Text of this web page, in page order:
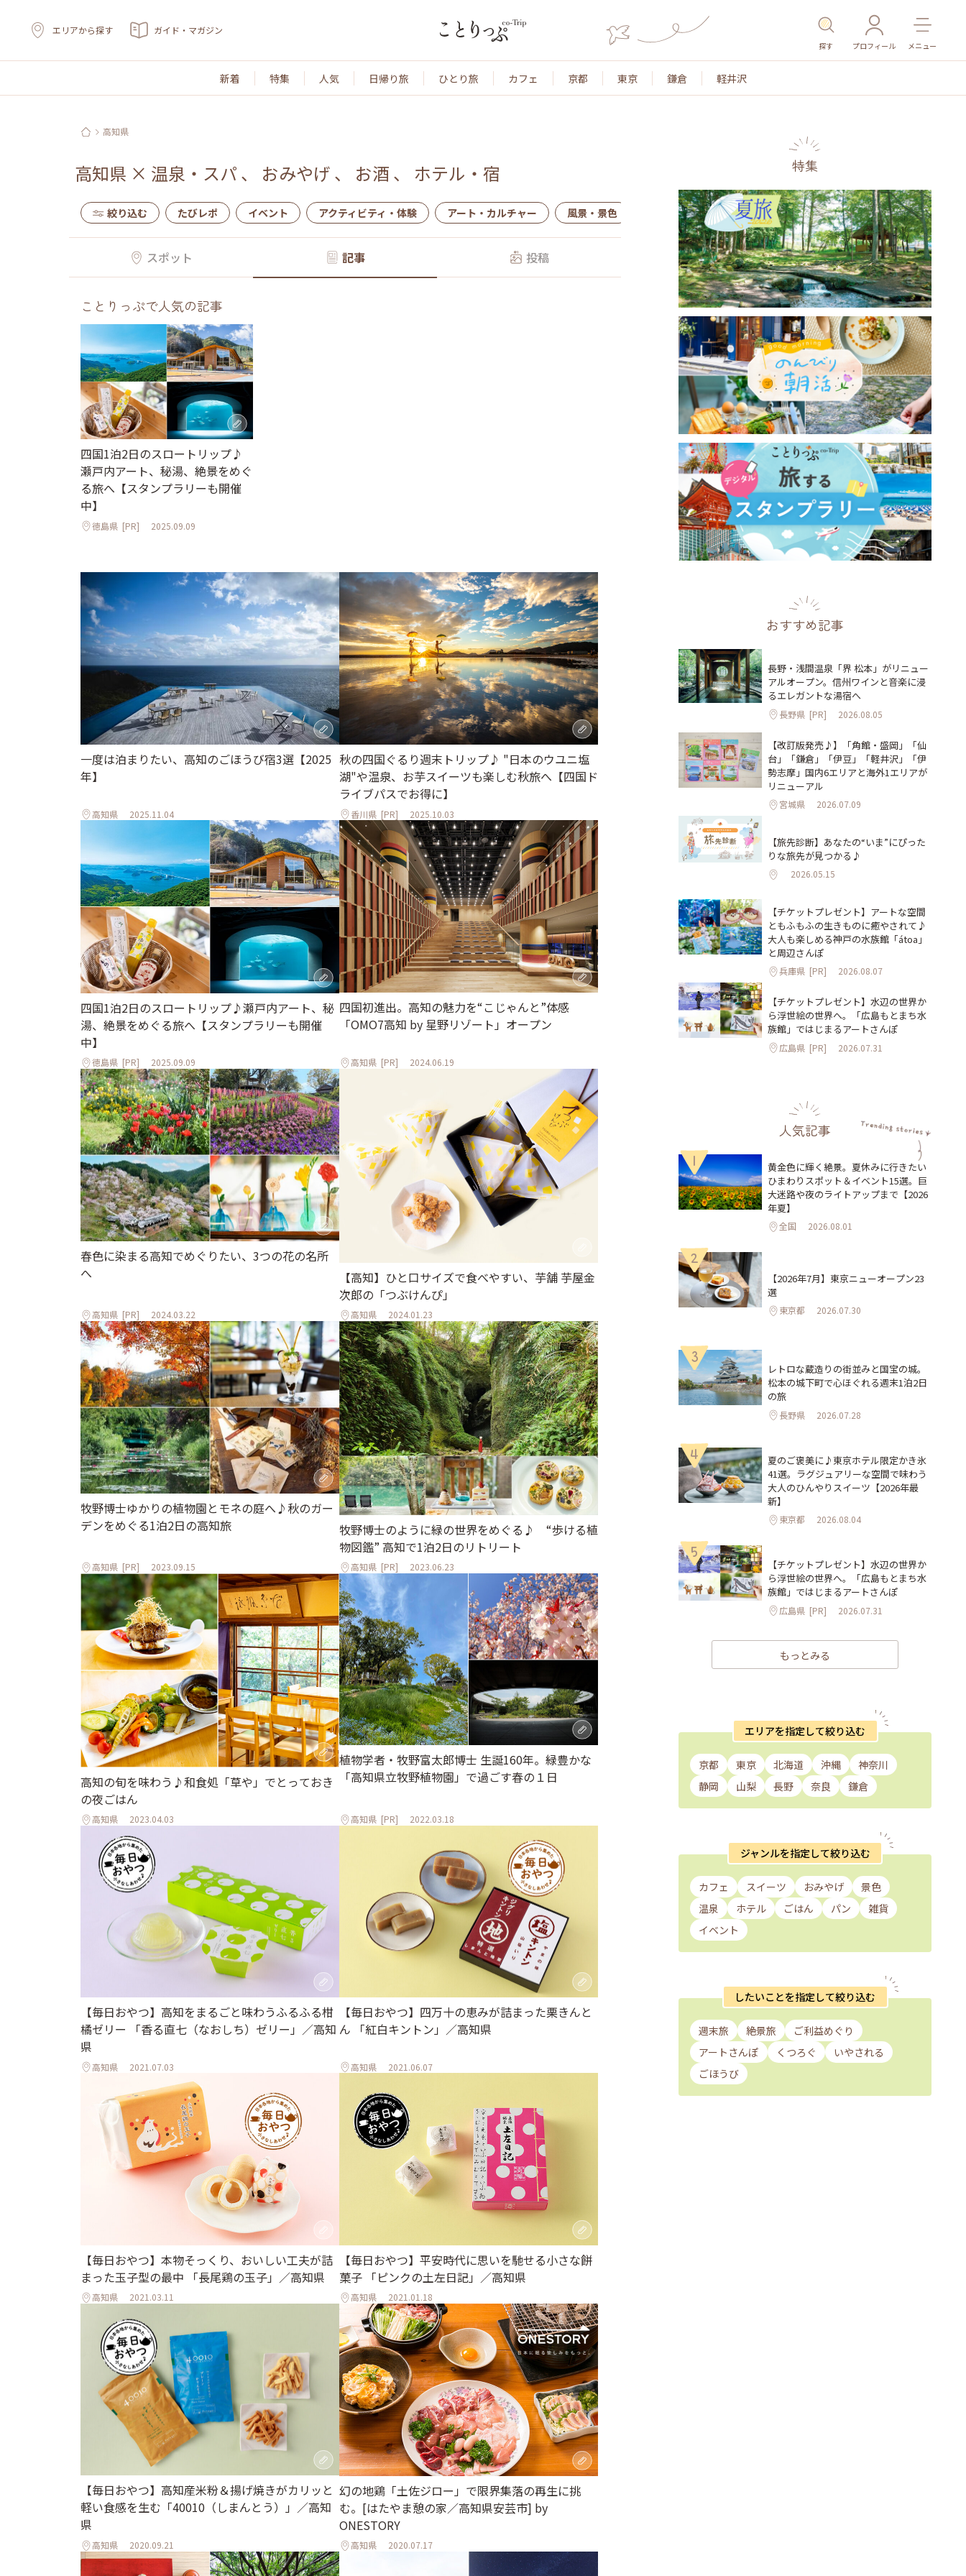
エリアから探す ガイド・マガジン
探す プロフィール メニュー
新着 特集 人気 日帰り旅 ひとり旅 カフェ 京都 東京 鎌倉 軽井沢
高知県
高知県 × 温泉・スパ 、 おみやげ 、 お酒 、 ホテル・宿
絞り込む たびレポ イベント アクティビティ・体験 アート・カルチャー 風景・景色 名所・旧跡 温泉・スパ その他施設 ごはん
スポット 記事 投稿
ことりっぷで人気の記事
四国1泊2日のスロートリップ♪
瀬戸内アート、秘湯、絶景をめぐ
る旅へ【スタンプラリーも開催
中】
徳島県 [PR] 2025.09.09
一度は泊まりたい、高知のごほうび宿3選【2025
年】
高知県 2025.11.04
秋の四国ぐるり週末トリップ♪ "日本のウユニ塩
湖"や温泉、お芋スイーツも楽しむ秋旅へ【四国ド
ライブパスでお得に】
香川県 [PR] 2025.10.03
四国1泊2日のスロートリップ♪瀬戸内アート、秘
湯、絶景をめぐる旅へ【スタンプラリーも開催
中】
徳島県 [PR] 2025.09.09
四国初進出。高知の魅力を“こじゃんと”体感
「OMO7高知 by 星野リゾート」オープン
高知県 [PR] 2024.06.19
春色に染まる高知でめぐりたい、3つの花の名所
へ
高知県 [PR] 2024.03.22
【高知】ひと口サイズで食べやすい、芋舗 芋屋金
次郎の「つぶけんぴ」
高知県 2024.01.23
牧野博士ゆかりの植物園とモネの庭へ♪秋のガー
デンをめぐる1泊2日の高知旅
高知県 [PR] 2023.09.15
牧野博士のように緑の世界をめぐる♪ “歩ける植
物図鑑” 高知で1泊2日のリトリート
高知県 [PR] 2023.06.23
高知の旬を味わう♪和食処「草や」でとっておき
の夜ごはん
高知県 2023.04.03
植物学者・牧野富太郎博士 生誕160年。緑豊かな
「高知県立牧野植物園」で過ごす春の１日
高知県 [PR] 2022.03.18
【毎日おやつ】高知をまるごと味わうふるふる柑
橘ゼリー 「香る直七（なおしち）ゼリー」／高知
県
高知県 2021.07.03
【毎日おやつ】四万十の恵みが詰まった栗きんと
ん 「紅白キントン」／高知県
高知県 2021.06.07
【毎日おやつ】本物そっくり、おいしい工夫が詰
まった玉子型の最中 「長尾鶏の玉子」／高知県
高知県 2021.03.11
【毎日おやつ】平安時代に思いを馳せる小さな餅
菓子 「ピンクの土左日記」／高知県
高知県 2021.01.18
【毎日おやつ】高知産米粉＆揚げ焼きがカリッと
軽い食感を生む「40010（しまんとう）」／高知
県
高知県 2020.09.21
幻の地鶏「土佐ジロー」で限界集落の再生に挑
む。[はたやま憩の家／高知県安芸市] by
ONESTORY
高知県 2020.07.17
特集
おすすめ記事
長野・浅間温泉「界 松本」がリニュー
アルオープン。信州ワインと音楽に浸
るエレガントな湯宿へ
長野県 [PR] 2026.08.05
【改訂版発売♪】「角館・盛岡」「仙
台」「鎌倉」「伊豆」「軽井沢」「伊
勢志摩」国内6エリアと海外1エリアが
リニューアル
宮城県 2026.07.09
【旅先診断】あなたの“いま”にぴった
りな旅先が見つかる♪
2026.05.15
【チケットプレゼント】アートな空間
ともふもふの生きものに癒やされて♪
大人も楽しめる神戸の水族館「átoa」
と周辺さんぽ
兵庫県 [PR] 2026.08.07
【チケットプレゼント】水辺の世界か
ら浮世絵の世界へ。「広島もとまち水
族館」ではじまるアートさんぽ
広島県 [PR] 2026.07.31
人気記事
1
黄金色に輝く絶景。夏休みに行きたい
ひまわりスポット＆イベント15選。巨
大迷路や夜のライトアップまで【2026
年夏】
全国 2026.08.01
2
【2026年7月】東京ニューオープン23
選
東京都 2026.07.30
3
レトロな蔵造りの街並みと国宝の城。
松本の城下町で心ほぐれる週末1泊2日
の旅
長野県 2026.07.28
4
夏のご褒美に♪東京ホテル限定かき氷
41選。ラグジュアリーな空間で味わう
大人のひんやりスイーツ【2026年最
新】
東京都 2026.08.04
5
【チケットプレゼント】水辺の世界か
ら浮世絵の世界へ。「広島もとまち水
族館」ではじまるアートさんぽ
広島県 [PR] 2026.07.31
もっとみる
エリアを指定して絞り込む
京都 東京 北海道 沖縄
神奈川
静岡
山梨 長野 奈良 鎌倉
ジャンルを指定して絞り込む
カフェ スイーツ おみやげ
景色
温泉
ホテル ごはん パン
雑貨
イベント
したいことを指定して絞り込む
週末旅 絶景旅
ご利益めぐり
アートさんぽ
くつろぐ
いやされる
ごほうび